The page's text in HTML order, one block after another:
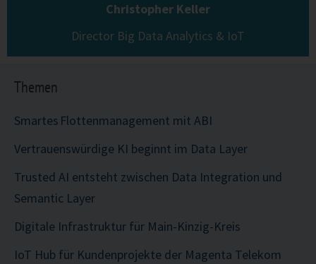
Christopher Keller
Director Big Data Analytics & IoT
Themen
Smartes Flottenmanagement mit ABI
Vertrauenswürdige KI beginnt im Data Layer
Trusted AI entsteht zwischen Data Integration und
Semantic Layer
Digitale Infrastruktur für Main-Kinzig-Kreis
IoT Hub für Kundenprojekte der Magenta Telekom